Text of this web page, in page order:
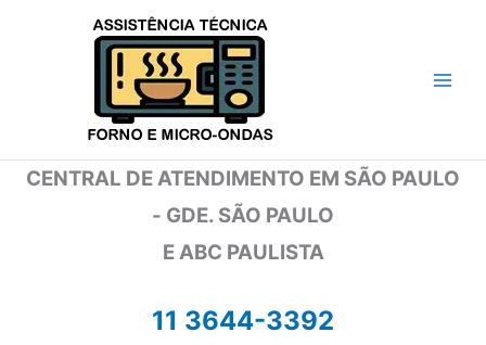
CENTRAL DE ATENDIMENTO EM SÃO PAULO
- GDE. SÃO PAULO
E ABC PAULISTA
11 3644-3392